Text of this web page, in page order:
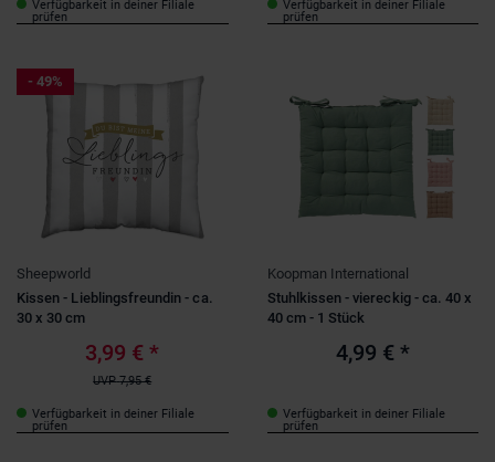
Verfügbarkeit in deiner Filiale
prüfen
Verfügbarkeit in deiner Filiale
prüfen
- 49%
Sheepworld
Kissen - Lieblingsfreundin - ca.
30 x 30 cm
3,99 € *
UVP 7,95 €
Verfügbarkeit in deiner Filiale
prüfen
Koopman International
Stuhlkissen - viereckig - ca. 40 x
40 cm - 1 Stück
4,99 € *
Verfügbarkeit in deiner Filiale
prüfen